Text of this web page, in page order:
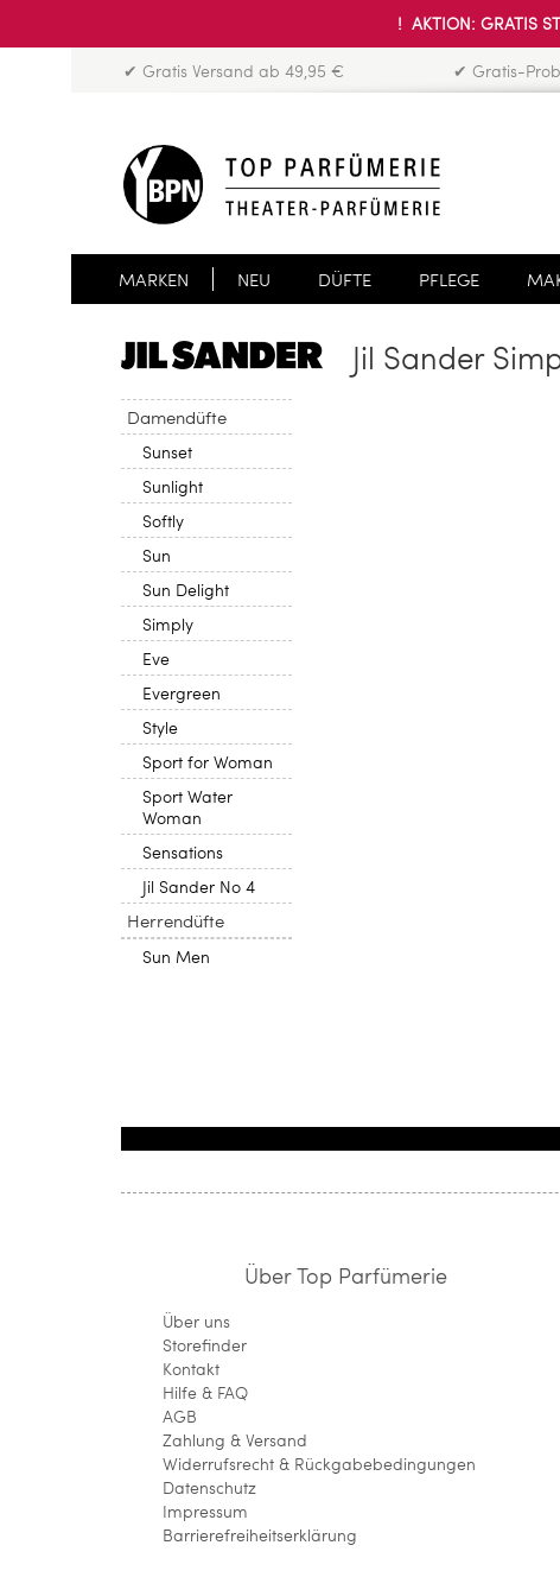
! AKTION: GRATIS
✔ Gratis Versand ab 49,95 € ✔ Gratis-
MARKEN NEU DÜFTE PFLEGE
Damendüfte
Sunset
Sunlight
Softly
Sun
Sun Delight
Simply
Eve
Evergreen
Style
Sport for Woman
Sport Water
Woman
Sensations
Jil Sander No 4
Herrendüfte
Sun Men
Jil Sander
Über Top Parfümerie
Über uns
Storefinder
Kontakt
Hilfe & FAQ
AGB
Zahlung & Versand
Widerrufsrecht & Rückgabebedingungen
Datenschutz
Impressum
Barrierefreiheitserklärung